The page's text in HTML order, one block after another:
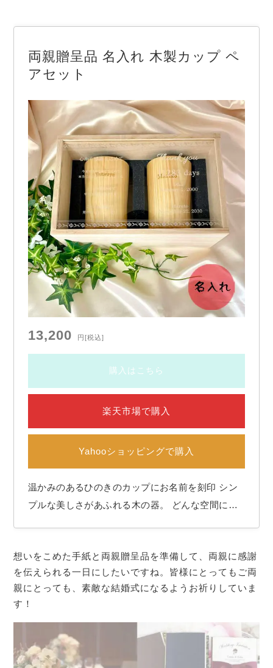
名前…
両親贈呈品 名入れ 木製カップ ペ
アセット
13,200 円[税込]
購入はこちら
楽天市場で購入
Yahooショッピングで購入
温かみのあるひのきのカップにお名前を刻印 シン
プルな美しさがあふれる木の器。 どんな空間にも
とときを演出してくれます。 これまでお世話にな
った両親のお名前を刻印して、感謝の気持ちを伝…
想いをこめた手紙と両親贈呈品を準備して、両親に感謝
を伝えられる一日にしたいですね。皆様にとってもご両
親にとっても、素敵な結婚式になるようお祈りしていま
す！